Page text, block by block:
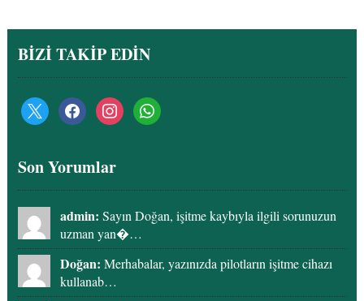
BİZİ TAKİP EDİN
x facebookinstagramwhatsapp
Son Yorumlar
admin: Sayın Doğan, işitme kaybıyla ilgili sorunuzun
uzman yan�…
Doğan: Merhabalar, yazınızda pilotların işitme cihazı
kullanab…